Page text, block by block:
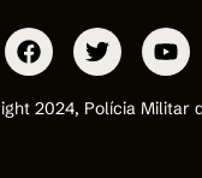
2024, Polícia Militar